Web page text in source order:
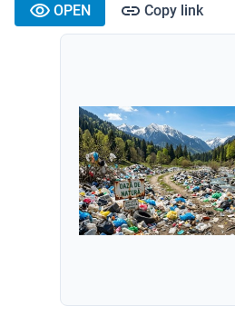
OPEN Copy link